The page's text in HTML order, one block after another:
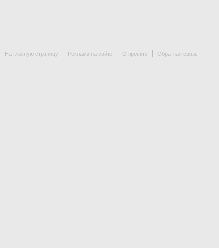
На главную страницу Реклама на сайте О проекте Обратная связь